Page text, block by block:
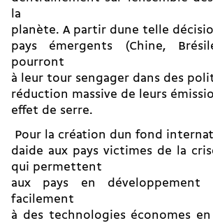
la
planète. A partir dune telle
pays émergents (Chine,
pourront
à leur tour sengager dans des
réduction massive de leurs
effet de serre.
 Pour la création dun fond
daide aux pays victimes de la
qui permettent
aux pays en développement
facilement
à des technologies économes